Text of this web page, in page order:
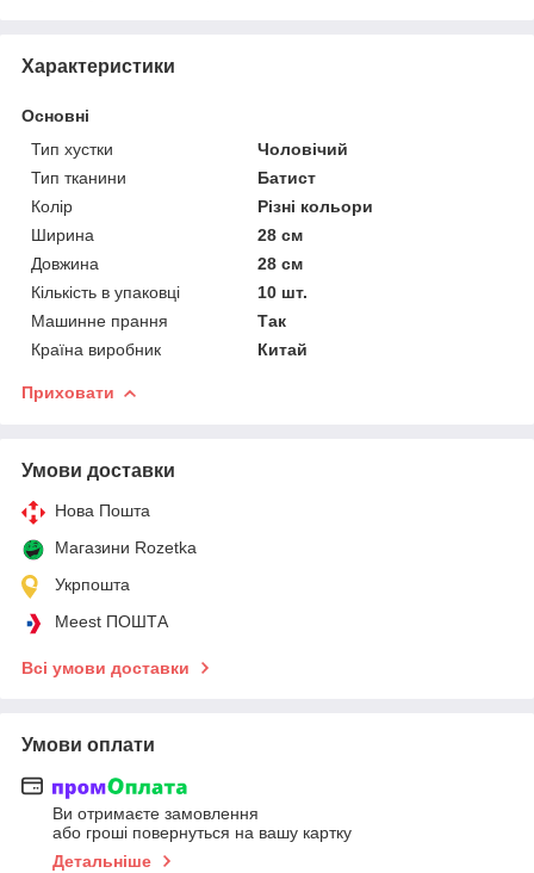
Характеристики
Основні
Тип хустки
Чоловічий
Тип тканини
Батист
Колір
Різні кольори
Ширина
28 см
Довжина
28 см
Кількість в упаковці
10 шт.
Машинне прання
Так
Країна виробник
Китай
Приховати
Умови доставки
Нова Пошта
Магазини Rozetka
Укрпошта
Meest ПОШТА
Всі умови доставки
Умови оплати
Ви отримаєте замовлення
або гроші повернуться на вашу картку
Детальніше